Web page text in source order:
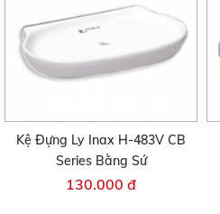
Kệ Đựng Ly Inax H-483V CB
Series Bằng Sứ
130.000 đ